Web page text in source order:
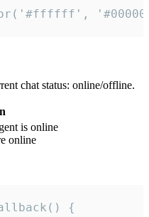
chat status: online/offline.
is online
online
{